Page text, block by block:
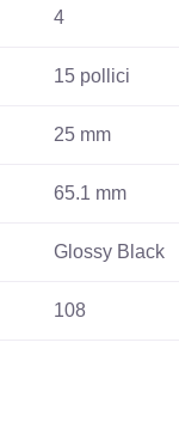
4
15 pollici
25 mm
65.1 mm
Glossy Black
108